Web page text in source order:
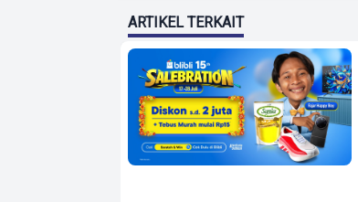
ARTIKEL TERKAIT